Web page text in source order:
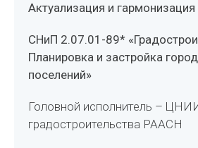
Актуализация и
СНиП 2.07.01-89*
Планировка и застройка
поселений»
Головной исполнитель –
градостроительства РААСН